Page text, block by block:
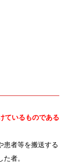
ているものである
患者等を搬送する
者。